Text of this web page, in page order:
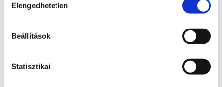
kiválasztása
Elengedhetetlen
Beállítások
Statisztikai
Vezetéknév